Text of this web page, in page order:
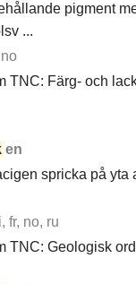
pigment
...
TNC: Färg- och
en
spricka på yta
fr, no, ru
TNC: Geologisk